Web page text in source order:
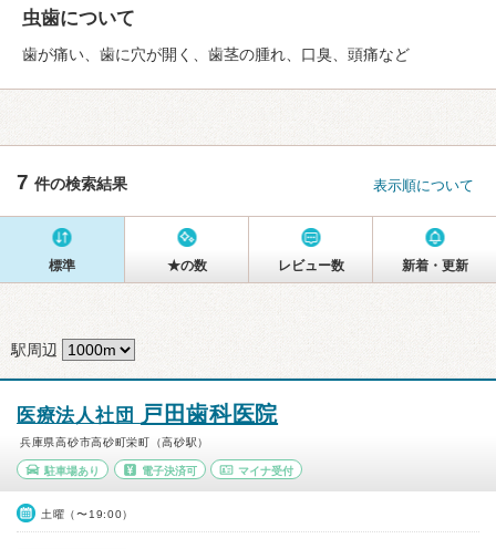
虫歯について
歯が痛い、歯に穴が開く、歯茎の腫れ、口臭、頭痛など
7 件の検索結果 表示順について
標準 ★の数 レビュー数 新着・更新
駅周辺
医療法人社団 戸田歯科医院
兵庫県高砂市高砂町栄町（高砂駅）
駐車場あり 電子決済可 マイナ受付
土曜（〜19:00）